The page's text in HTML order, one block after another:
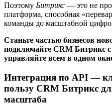
Поэтому Битрикс — это не
платформа, способная
команды до масштабной
Станьте частью бизнесов
подключайте CRM Битрикс
управляйте всем в одном
Интеграция по API —
пользу CRM Битрикс
масштаба